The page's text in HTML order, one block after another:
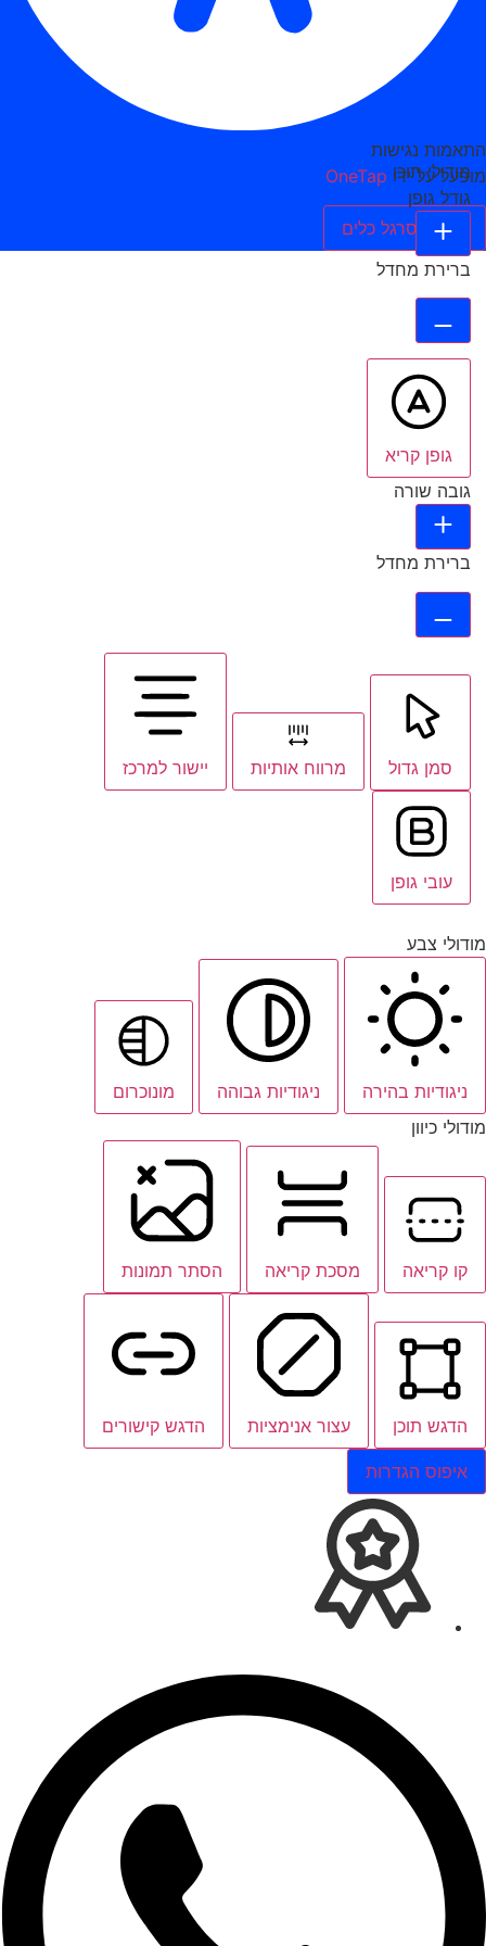
התאמות נגישות
מופעל על ידי OneTap
הסתר סרגל כלים
מודולי תוכן
גודל גופן
ברירת מחדל
גופן קריא
גובה שורה
ברירת מחדל
סמן גדול מרווח אותיות יישור למרכז
עובי גופן
מודולי צבע
ניגודיות בהירה ניגודיות גבוהה
מונוכרום
מודולי כיוון
קו קריאה מסכת קריאה הסתר תמונות
הדגש תוכן עצור אנימציות הדגש קישורים
איפוס הגדרות